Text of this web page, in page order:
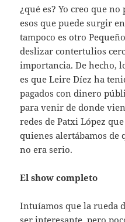
¿qué es? Yo creo que
esos que puede surgir
tampoco es otro
deslizar contertulios
importancia. De hecho,
es que Leire Díez ha
pagados con dinero
para venir de donde
redes de Patxi López
quienes alertábamos de
no era serio.
El show completo
Intuíamos que la rueda
ser interesante, pero